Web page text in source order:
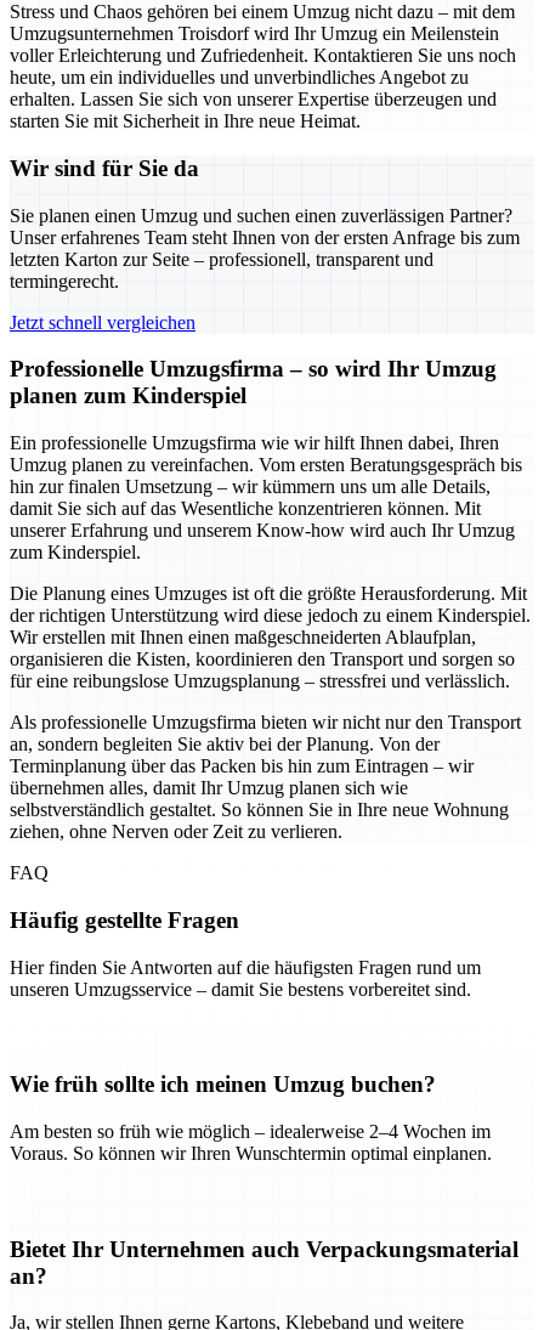
Stress und Chaos gehören bei einem Umzug nicht dazu – mit dem
Umzugsunternehmen Troisdorf wird Ihr Umzug ein Meilenstein
voller Erleichterung und Zufriedenheit. Kontaktieren Sie uns noch
heute, um ein individuelles und unverbindliches Angebot zu
erhalten. Lassen Sie sich von unserer Expertise überzeugen und
starten Sie mit Sicherheit in Ihre neue Heimat.
Wir sind für Sie da
Sie planen einen Umzug und suchen einen zuverlässigen Partner?
Unser erfahrenes Team steht Ihnen von der ersten Anfrage bis zum
letzten Karton zur Seite – professionell, transparent und
termingerecht.
Jetzt schnell vergleichen
Professionelle Umzugsfirma – so wird Ihr Umzug
planen zum Kinderspiel
Ein professionelle Umzugsfirma wie wir hilft Ihnen dabei, Ihren
Umzug planen zu vereinfachen. Vom ersten Beratungsgespräch bis
hin zur finalen Umsetzung – wir kümmern uns um alle Details,
damit Sie sich auf das Wesentliche konzentrieren können. Mit
unserer Erfahrung und unserem Know-how wird auch Ihr Umzug
zum Kinderspiel.
Die Planung eines Umzuges ist oft die größte Herausforderung. Mit
der richtigen Unterstützung wird diese jedoch zu einem Kinderspiel.
Wir erstellen mit Ihnen einen maßgeschneiderten Ablaufplan,
organisieren die Kisten, koordinieren den Transport und sorgen so
für eine reibungslose Umzugsplanung – stressfrei und verlässlich.
Als professionelle Umzugsfirma bieten wir nicht nur den Transport
an, sondern begleiten Sie aktiv bei der Planung. Von der
Terminplanung über das Packen bis hin zum Eintragen – wir
übernehmen alles, damit Ihr Umzug planen sich wie
selbstverständlich gestaltet. So können Sie in Ihre neue Wohnung
ziehen, ohne Nerven oder Zeit zu verlieren.
FAQ
Häufig gestellte Fragen
Hier finden Sie Antworten auf die häufigsten Fragen rund um
unseren Umzugsservice – damit Sie bestens vorbereitet sind.
Wie früh sollte ich meinen Umzug buchen?
Am besten so früh wie möglich – idealerweise 2–4 Wochen im
Voraus. So können wir Ihren Wunschtermin optimal einplanen.
Bietet Ihr Unternehmen auch Verpackungsmaterial
an?
Ja, wir stellen Ihnen gerne Kartons, Klebeband und weitere